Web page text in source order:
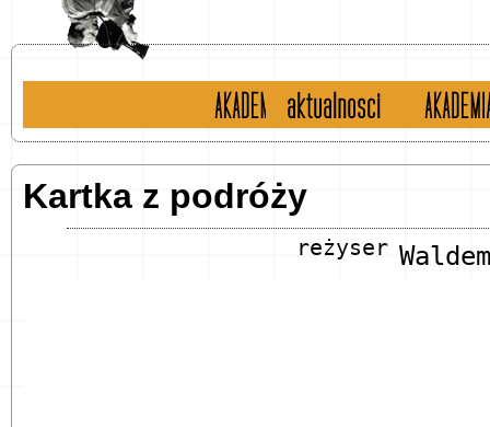
historiaaktualności english
Kartka z podróży
reżyser